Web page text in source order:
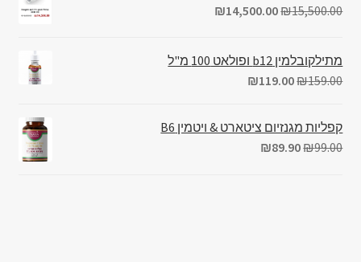
₪15,500.00
₪14,500.00
מתילקובלמין b12 ופולאט 100 מ"ל
₪159.00
₪119.00
קפליות מגנזיום ציטארט & ויטמין B6
₪99.00
₪89.90